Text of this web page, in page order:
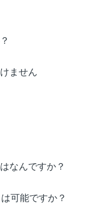
ません
なんですか？
可能ですか？